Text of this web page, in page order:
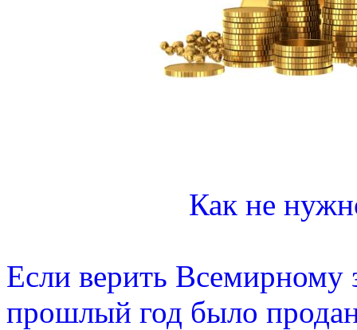
Как не
Если верить Всемирному
прошлый год было